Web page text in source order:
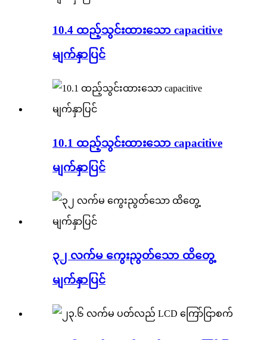
10.4 ထည့်သွင်းထားသော capacitive
မျက်နှာပြင်
10.1 ထည့်သွင်းထားသော capacitive
မျက်နှာပြင်
၃၂ လက်မ ကွေးညွတ်သော ထိတွေ့
မျက်နှာပြင်